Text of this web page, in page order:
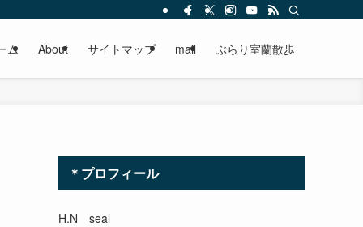
ム About サイトマップ mail ぶらり室蘭散歩
＊プロフィール
H.N seal